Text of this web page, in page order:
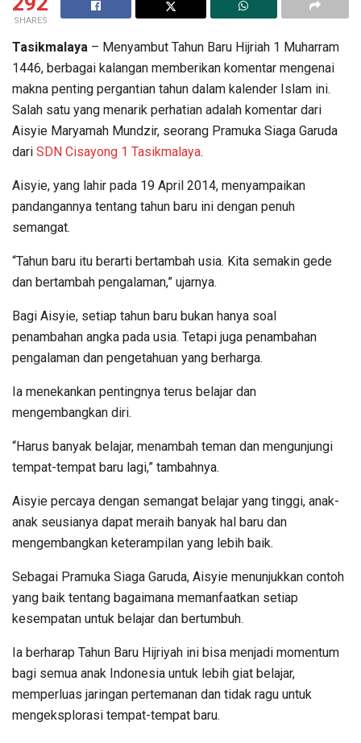
SHARES
Tasikmalaya – Menyambut Tahun Baru Hijriah 1 Muharram
1446, berbagai kalangan memberikan komentar mengenai
makna penting pergantian tahun dalam kalender Islam ini.
Salah satu yang menarik perhatian adalah komentar dari
Aisyie Maryamah Mundzir, seorang Pramuka Siaga Garuda
dari SDN Cisayong 1 Tasikmalaya.
Aisyie, yang lahir pada 19 April 2014, menyampaikan
pandangannya tentang tahun baru ini dengan penuh
semangat.
“Tahun baru itu berarti bertambah usia. Kita semakin gede
dan bertambah pengalaman,” ujarnya.
Bagi Aisyie, setiap tahun baru bukan hanya soal
penambahan angka pada usia. Tetapi juga penambahan
pengalaman dan pengetahuan yang berharga.
Ia menekankan pentingnya terus belajar dan
mengembangkan diri.
“Harus banyak belajar, menambah teman dan mengunjungi
tempat-tempat baru lagi,” tambahnya.
Aisyie percaya dengan semangat belajar yang tinggi, anak-
anak seusianya dapat meraih banyak hal baru dan
mengembangkan keterampilan yang lebih baik.
Sebagai Pramuka Siaga Garuda, Aisyie menunjukkan contoh
yang baik tentang bagaimana memanfaatkan setiap
kesempatan untuk belajar dan bertumbuh.
Ia berharap Tahun Baru Hijriyah ini bisa menjadi momentum
bagi semua anak Indonesia untuk lebih giat belajar,
memperluas jaringan pertemanan dan tidak ragu untuk
mengeksplorasi tempat-tempat baru.